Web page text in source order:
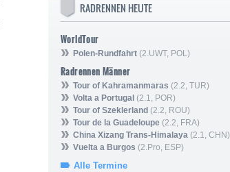
RADRENNEN HEUTE
WorldTour
Polen-Rundfahrt (2.UWT, POL)
Radrennen Männer
Tour of Kahramanmaras (2.2, TUR)
Volta a Portugal (2.1, POR)
Tour of Szeklerland (2.2, ROU)
Tour de la Guadeloupe (2.2, FRA)
China Xizang Trans-Himalaya (2.1, CHN)
Vuelta a Burgos (2.Pro, ESP)
Alle Termine